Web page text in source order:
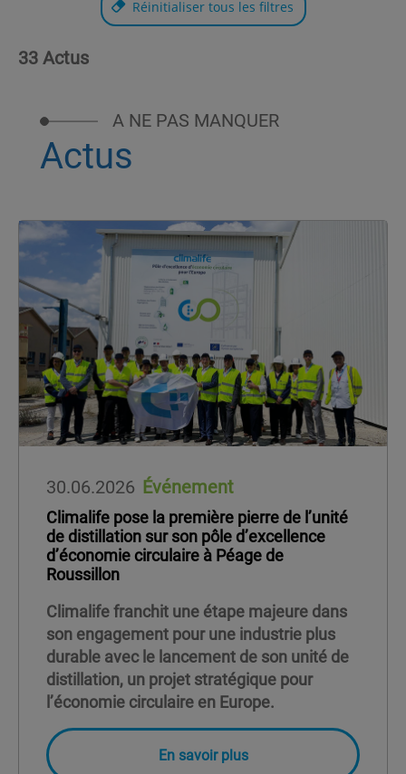
Réinitialiser tous les filtres
33 Actus
A NE PAS MANQUER
Actus
30.06.2026 Événement
Climalife pose la première pierre de l’unité
de distillation sur son pôle d’excellence
d’économie circulaire à Péage de
Roussillon
Climalife franchit une étape majeure dans
son engagement pour une industrie plus
durable avec le lancement de son unité de
distillation, un projet stratégique pour
l’économie circulaire en Europe.
En savoir plus